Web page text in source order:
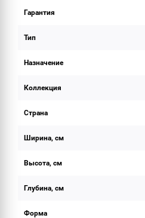
Гарантия
Тип
Назначение
Коллекция
Страна
Ширина, см
Высота, см
Глубина, см
Форма